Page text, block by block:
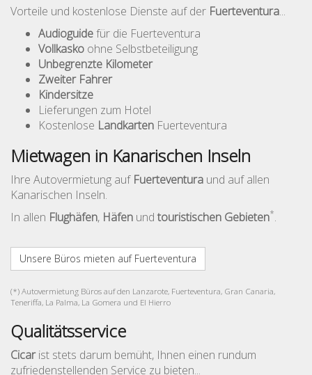
Vorteile und kostenlose Dienste auf der Fuerteventura...
Audioguidefür die Fuerteventura
Vollkasko ohne Selbstbeteiligung
Unbegrenzte Kilometer
Zweiter Fahrer
Kindersitze
Lieferungen zum Hotel
Kostenlose Landkarten Fuerteventura
Mietwagen in Kanarischen Inseln
Ihre Autovermietung auf Fuerteventura und auf allen
Kanarischen Inseln.
In allen Flughäfen, Häfen und touristischen Gebieten*.
Unsere Büros mieten auf Fuerteventura
(*) Autovermietung Büros auf den Lanzarote, Fuerteventura, Gran Canaria,
Teneriffa, La Palma, La Gomera und El Hierro
Qualitätsservice
Cicarist stets darum bemüht, Ihnen einen rundum
zufriedenstellenden Service zu bieten...